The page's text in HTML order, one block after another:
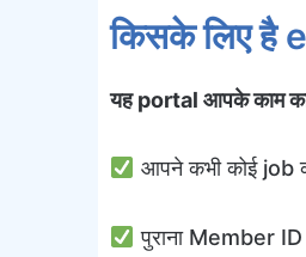
किसके लिए है
यह portal आपके काम
आपने कभी कोई job
पुराना Member ID